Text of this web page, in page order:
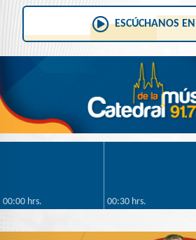
00:00 hrs. 00:30 hrs.
La Ranchera 98.3FM y 770AM
ESCÚCHANOS